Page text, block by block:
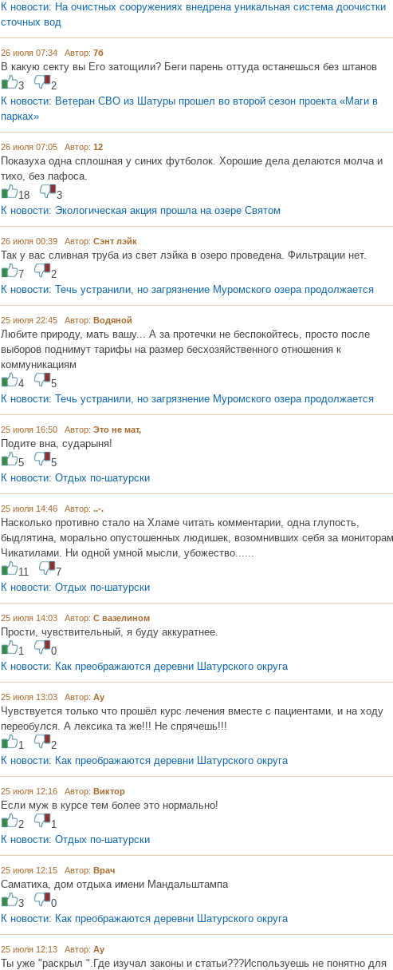
К новости: На очистных сооружениях внедрена уникальная система доочистки
сточных вод
26 июля 07:34 Автор: 7б
В какую секту вы Его затощили? Беги парень оттуда останешься без штанов
3
2
К новости: Ветеран СВО из Шатуры прошел во второй сезон проекта «Маги в
парках»
26 июля 07:05 Автор: 12
Показуха одна сплошная у синих футболок. Хорошие дела делаются молча и
тихо, без пафоса.
18
3
К новости: Экологическая акция прошла на озере Святом
26 июля 00:39 Автор: Сэнт лэйк
Так у вас сливная труба из свет лэйка в озеро проведена. Фильтрации нет.
7
2
К новости: Течь устранили, но загрязнение Муромского озера продолжается
25 июля 22:45 Автор: Водяной
Любите природу, мать вашу... А за протечки не беспокойтесь, просто после
выборов поднимут тарифы на размер бесхозяйственного отношения к
коммуникациям
4
5
К новости: Течь устранили, но загрязнение Муромского озера продолжается
25 июля 16:50 Автор: Это не мат,
Подите вна, сударыня!
5
5
К новости: Отдых по-шатурски
25 июля 14:46 Автор: ..-.
Насколько противно стало на Хламе читать комментарии, одна глупость,
быдлятина, морально опустошенных людишек, возомнивших себя за
Чикатилами. Ни одной умной мысли, убожество......
11
7
К новости: Отдых по-шатурски
25 июля 14:03 Автор: С вазелином
Прости, чувствительный, я буду аккуратнее.
1
0
К новости: Как преображаются деревни Шатурского округа
25 июля 13:03 Автор: Ау
Чувствуется только что прошёл курс лечения вместе с пациентами, и на ходу
переобулся. А лексика та же!!! Не спрячешь!!!
1
2
К новости: Как преображаются деревни Шатурского округа
25 июля 12:16 Автор: Виктор
Если муж в курсе тем более это нормально!
2
1
К новости: Отдых по-шатурски
25 июля 12:15 Автор: Врач
Саматиха, дом отдыха имени Мандальштампа
3
0
К новости: Как преображаются деревни Шатурского округа
25 июля 12:13 Автор: Ау
Ты уже "раскрыл ".Где изучал законы и статьи???Используешь не понятно для